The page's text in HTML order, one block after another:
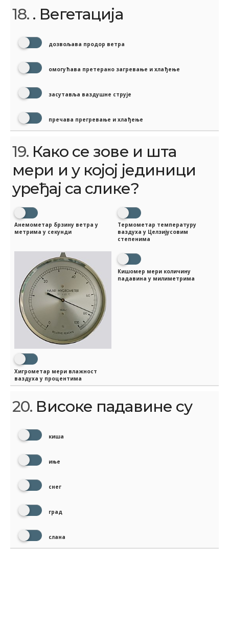
18. . Вегетација
дозвољава продор ветра
омогућава претерано загревање и хлађење
засутавља ваздушне струје
пречава прегревање и хлађење
19. Како се зове и шта
мери и у којој јединици
уређај са слике?
Анемометар брзину ветра у
метрима у секунди
Термометар температуру
ваздуха у Целзијусовим
степенима
Хигрометар мери влажност
ваздуха у процентима
Кишомер мери количину
падавина у милиметрима
20. Високе падавине су
киша
иње
снег
град
слана